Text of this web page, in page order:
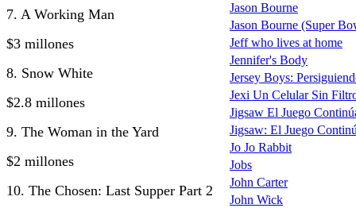
7. A Working Man
$3 millones
8. Snow White
$2.8 millones
9. The Woman in the Yard
$2 millones
10. The Chosen: Last Supper Part 2
Jason Bourne
Jason Bourne (Super
Jeff who lives at home
Jennifer's Body
Jersey Boys:
Jexi Un Celular Sin
Jigsaw El Juego
Jigsaw: El Juego
Jo Jo Rabbit
Jobs
John Carter
John Wick